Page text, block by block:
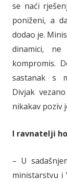
se naći
poniženi, a
dodao je.
dinamici,
kompromis.
sastanak s
Divjak
nikakav poziv
I ravnatelji
– U
ministarstvu i